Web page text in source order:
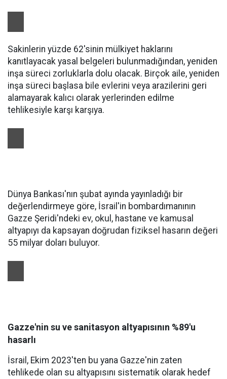
Sakinlerin yüzde 62'sinin mülkiyet haklarını
kanıtlayacak yasal belgeleri bulunmadığından, yeniden
inşa süreci zorluklarla dolu olacak. Birçok aile, yeniden
inşa süreci başlasa bile evlerini veya arazilerini geri
alamayarak kalıcı olarak yerlerinden edilme
tehlikesiyle karşı karşıya.
Dünya Bankası'nın şubat ayında yayınladığı bir
değerlendirmeye göre, İsrail'in bombardımanının
Gazze Şeridi'ndeki ev, okul, hastane ve kamusal
altyapıyı da kapsayan doğrudan fiziksel hasarın değeri
55 milyar doları buluyor.
Gazze'nin su ve sanitasyon altyapısının %89'u
hasarlı
İsrail, Ekim 2023'ten bu yana Gazze'nin zaten
tehlikede olan su altyapısını sistematik olarak hedef